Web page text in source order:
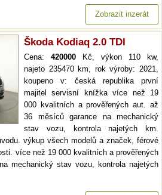
Zobrazit inzerát
Škoda Kodiaq 2.0 TDI
Cena: 420000 Kč, výkon 110 kw,
najeto 235470 km, rok výroby: 2021,
koupeno v: česká republika první
majitel servisní knížka více než 19
000 kvalitních a prověřených aut. až
36 měsíců garance na mechanický
stav vozu, kontrola najetých km.
výkup všech modelů a značek, férové
více než 19 000 kvalitních a prověřených
mechanický stav vozu, kontrola najetých